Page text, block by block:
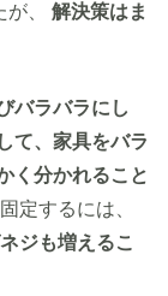
、 解決策はま
バラバラにし
て、家具をバラ
く分かれること
定するには、
ジも増えるこ